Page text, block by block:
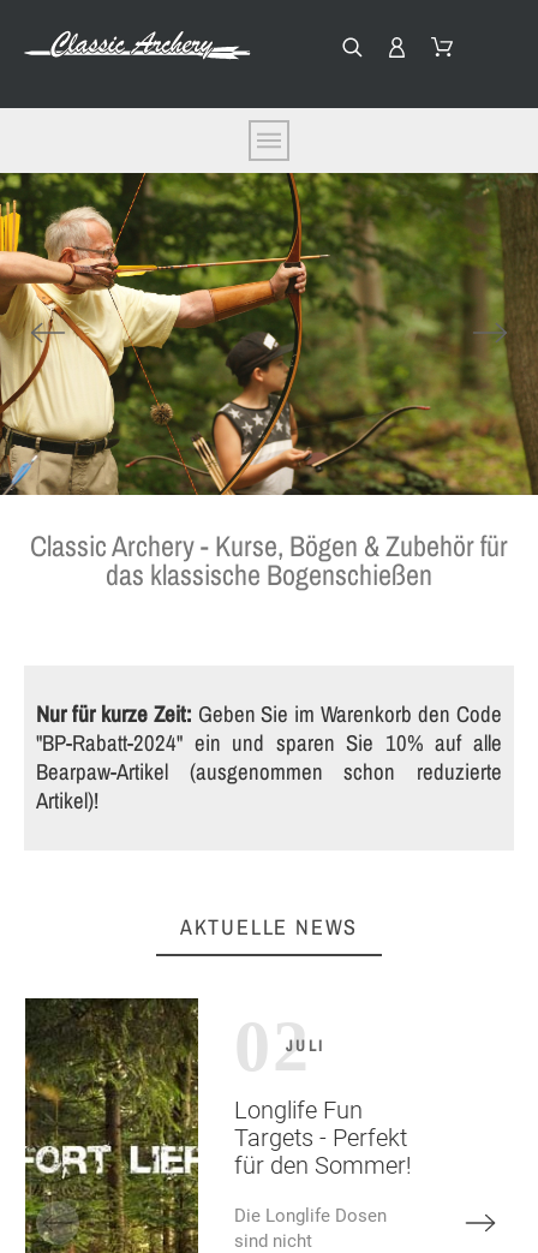
Classic Archery - Kurse, Bögen & Zubehör für
das klassische Bogenschießen
Nur für kurze Zeit: Geben Sie im Warenkorb den Code
"BP-Rabatt-2024" ein und sparen Sie 10% auf alle
Bearpaw-Artikel (ausgenommen schon reduzierte
Artikel)!
AKTUELLE NEWS
02
JULI
Longlife Fun
Targets - Perfekt
für den Sommer!
Die Longlife Dosen
sind nicht